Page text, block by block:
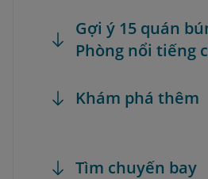
Gợi ý 15 quán
Phòng nổi tiếng
Khám phá thêm
Tìm chuyến bay